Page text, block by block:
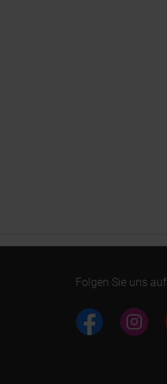
Folgen Sie uns auf